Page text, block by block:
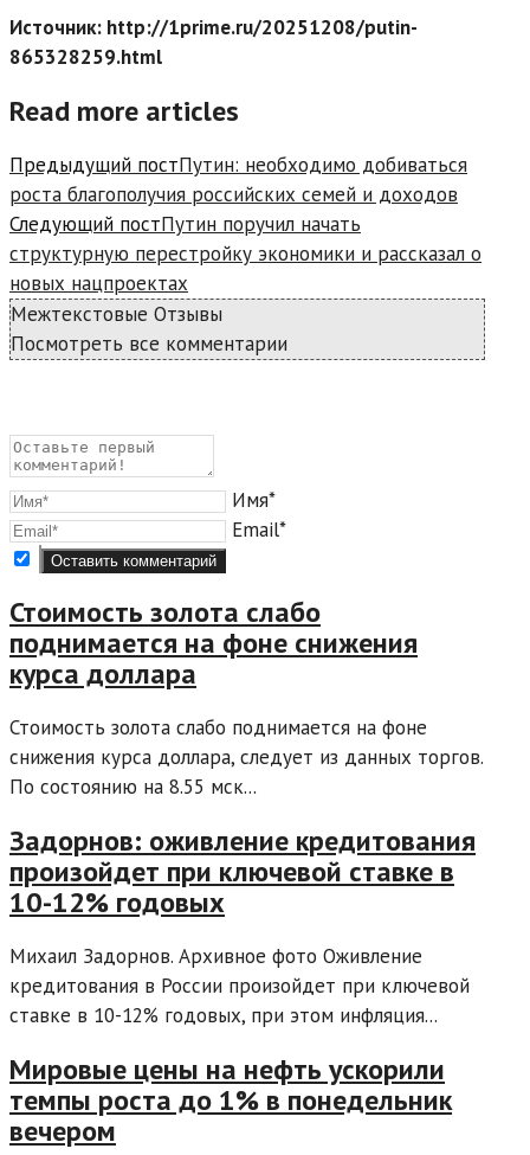
Источник: http://1prime.ru/20251208/putin-
865328259.html
Read more articles
Предыдущий постПутин: необходимо добиваться
роста благополучия российских семей и доходов
Следующий постПутин поручил начать
структурную перестройку экономики и рассказал о
новых нацпроектах
Межтекстовые Отзывы
Посмотреть все комментарии
Имя*
Email*
Стоимость золота слабо
поднимается на фоне снижения
курса доллара
Стоимость золота слабо поднимается на фоне
снижения курса доллара, следует из данных торгов.
По состоянию на 8.55 мск...
Задорнов: оживление кредитования
произойдет при ключевой ставке в
10-12% годовых
Михаил Задорнов. Архивное фото Оживление
кредитования в России произойдет при ключевой
ставке в 10-12% годовых, при этом инфляция...
Мировые цены на нефть ускорили
темпы роста до 1% в понедельник
вечером